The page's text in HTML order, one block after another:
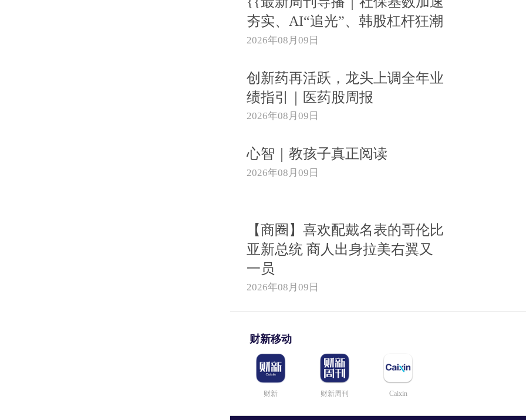
夯实、AI“追光”、韩股杠杆狂潮
2026年08月09日
创新药再活跃，龙头上调全年业
绩指引｜医药股周报
2026年08月09日
心智｜教孩子真正阅读
2026年08月09日
【商圈】喜欢配戴名表的哥伦比
亚新总统 商人出身拉美右翼又
一员
2026年08月09日
财新移动
财新 财新周刊 Caixin